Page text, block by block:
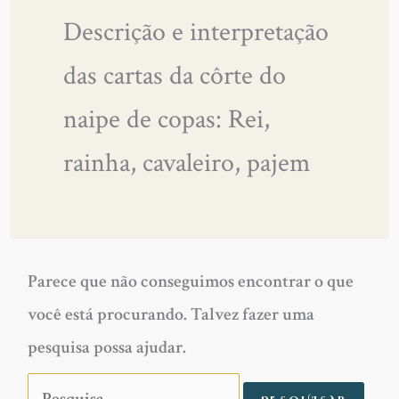
Descrição e interpretação
das cartas da côrte do
naipe de copas: Rei,
rainha, cavaleiro, pajem
Parece que não conseguimos encontrar o que
você está procurando. Talvez fazer uma
pesquisa possa ajudar.